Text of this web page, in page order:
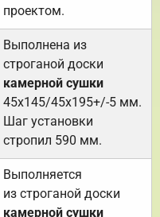
проектом.
Выполнена из
строганой доски
камерной сушки
45х145/45х195+/-5 мм.
Шаг установки
стропил 590 мм.
Выполняется
из строганой доски
камерной сушки